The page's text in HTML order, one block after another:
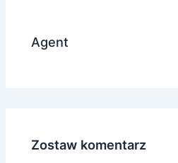
Agent
Zostaw komentarz